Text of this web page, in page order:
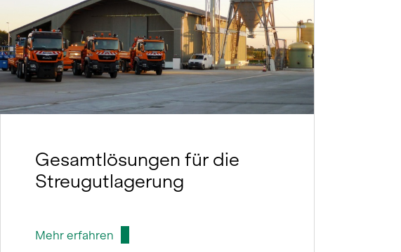
Gesamtlösungen für die
Streugutlagerung
Mehr erfahren